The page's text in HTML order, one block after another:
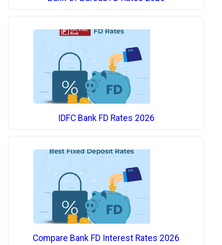
IDFC Bank FD Rates 2026
Compare Bank FD Interest Rates 2026